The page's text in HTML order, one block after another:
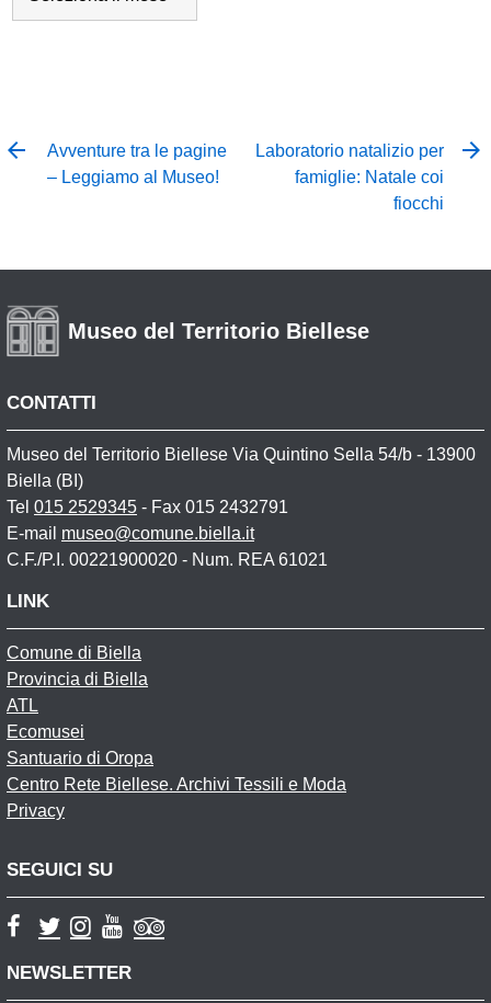
Avventure tra le pagine
– Leggiamo al Museo!
Laboratorio natalizio per
famiglie: Natale coi
fiocchi
Museo del Territorio Biellese
CONTATTI
Museo del Territorio Biellese Via Quintino Sella 54/b - 13900
Biella (BI)
Tel 015 2529345 - Fax 015 2432791
E-mail museo@comune.biella.it
C.F./P.I. 00221900020 - Num. REA 61021
LINK
Comune di Biella
Provincia di Biella
ATL
Ecomusei
Santuario di Oropa
Centro Rete Biellese. Archivi Tessili e Moda
Privacy
SEGUICI SU
NEWSLETTER